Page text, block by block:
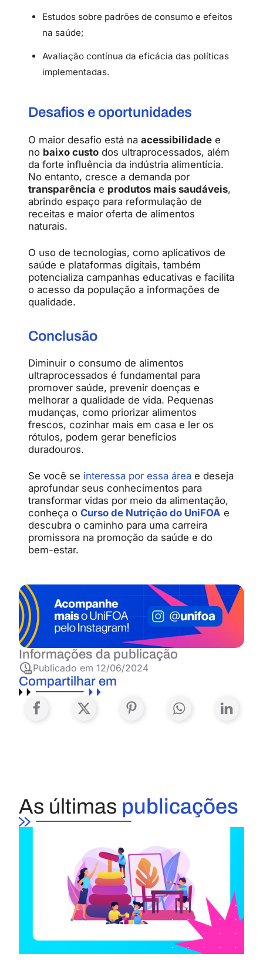
Estudos sobre padrões de consumo e efeitos
na saúde;
Avaliação contínua da eficácia das políticas
implementadas.
Desafios e oportunidades
O maior desafio está na acessibilidade e
no baixo custo dos ultraprocessados, além
da forte influência da indústria alimentícia.
No entanto, cresce a demanda por
transparência e produtos mais saudáveis,
abrindo espaço para reformulação de
receitas e maior oferta de alimentos
naturais.
O uso de tecnologias, como aplicativos de
saúde e plataformas digitais, também
potencializa campanhas educativas e facilita
o acesso da população a informações de
qualidade.
Conclusão
Diminuir o consumo de alimentos
ultraprocessados é fundamental para
promover saúde, prevenir doenças e
melhorar a qualidade de vida. Pequenas
mudanças, como priorizar alimentos
frescos, cozinhar mais em casa e ler os
rótulos, podem gerar benefícios
duradouros.
Se você se interessa por essa área e deseja
aprofundar seus conhecimentos para
transformar vidas por meio da alimentação,
conheça o Curso de Nutrição do UniFOA e
descubra o caminho para uma carreira
promissora na promoção da saúde e do
bem-estar.
Informações da publicação
Publicado em 12/06/2024
Compartilhar em
As últimas publicações